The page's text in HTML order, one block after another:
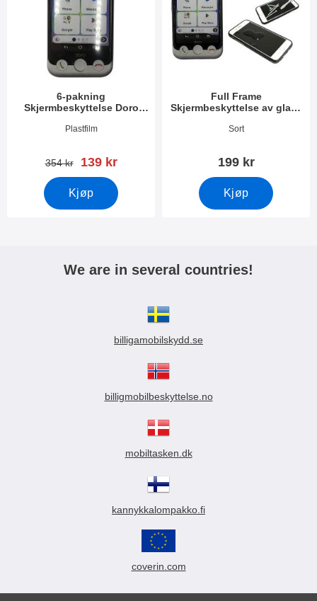
6-pakning
Skjermbeskyttelse Doro
Varenummer 53727
Plastfilm
gammel pris
354 kr ny pris
139 kr
Kjøp
Full Frame
Skjermbeskyttelse av glass
Varenummer 53728
Sort
199 kr
Kjøp
We are in several countries!
billigamobilskydd.se
billigmobilbeskyttelse.no
mobiltasken.dk
kannykkalompakko.fi
coverin.com